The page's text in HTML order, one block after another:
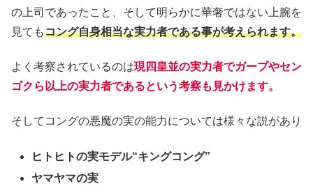
の上司であったこと、そして明らかに華奢ではない上腕を
見てもコング自身相当な実力者である事が考えられます。
よく考察されているのは現四皇並の実力者でガープやセン
ゴクら以上の実力者であるという考察も見かけます。
そしてコングの悪魔の実の能力については様々な説があり
ヒトヒトの実モデル“キングコング”
ヤマヤマの実